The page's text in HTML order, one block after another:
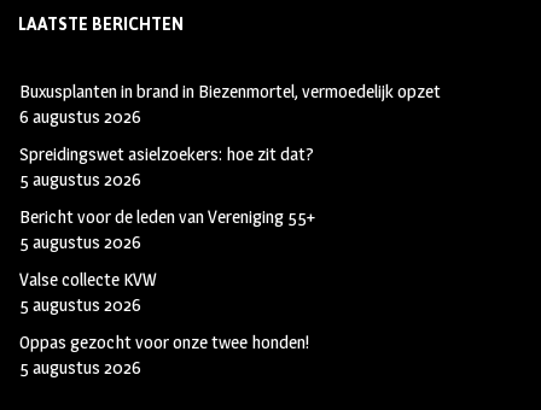
LAATSTE BERICHTEN
Buxusplanten in brand in Biezenmortel, vermoedelijk opzet
6 augustus 2026
Spreidingswet asielzoekers: hoe zit dat?
5 augustus 2026
Bericht voor de leden van Vereniging 55+
5 augustus 2026
Valse collecte KVW
5 augustus 2026
Oppas gezocht voor onze twee honden!
5 augustus 2026